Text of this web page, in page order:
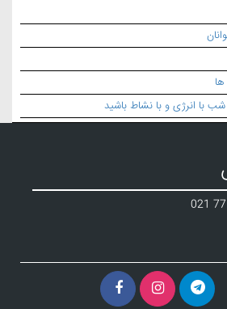
با انرژی و با نشاط باشید
021